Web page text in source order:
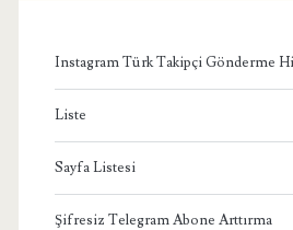
Instagram Türk Takipçi Gönderme
Liste
Sayfa Listesi
Şifresiz Telegram Abone Arttırma